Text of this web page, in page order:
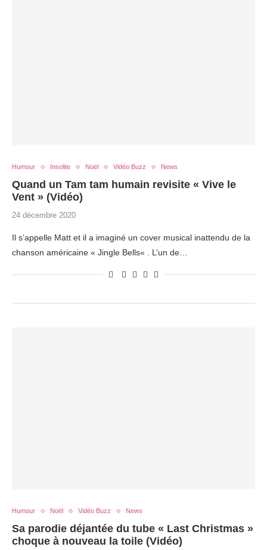
Humour Insolite Noël Vidéo Buzz News
Quand un Tam tam humain revisite « Vive le
Vent » (Vidéo)
24 décembre 2020
Il s’appelle Matt et il a imaginé un cover musical inattendu de la
chanson américaine « Jingle Bells« . L’un de…
Humour Noël Vidéo Buzz News
Sa parodie déjantée du tube « Last Christmas »
choque à nouveau la toile (Vidéo)